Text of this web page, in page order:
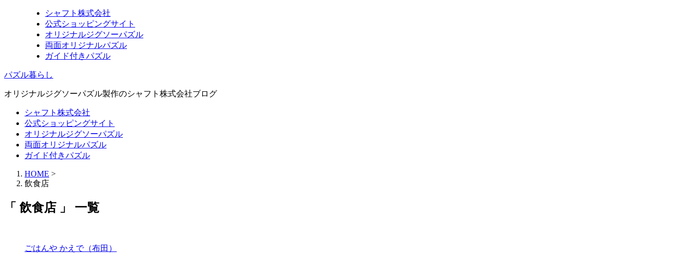
シャフト株式会社
公式ショッピングサイト
オリジナルジグソーパズル
両面オリジナルパズル
ガイド付きパズル
パズル暮らし
オリジナルジグソーパズル製作のシャフト株式会社ブログ
シャフト株式会社
公式ショッピングサイト
オリジナルジグソーパズル
両面オリジナルパズル
ガイド付きパズル
HOME >
飲食店
「 飲食店 」 一覧
ごはんや かえで（布田）